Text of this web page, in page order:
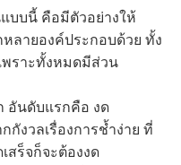
บบนี้ คือมีตัวอย่างให้
ลายองค์ประกอบด้วย ทั้ง
พราะทั้งหมดมีส่วน
นดับแรกคือ งด
งวลเรื่องการช้ำง่าย ที่
สร็จก็จะต้องงด